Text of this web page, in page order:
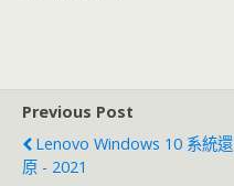
Previous Post
Lenovo Windows 10 系統還
原 - 2021